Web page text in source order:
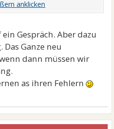
so abweisend reagierst ?
hier hilfreich gewesen
gerade nicht funktionier
reden verlernt hat !
Gespräch. Aber dazu
Ganze neu
dann müssen wir
as ihren Fehlern